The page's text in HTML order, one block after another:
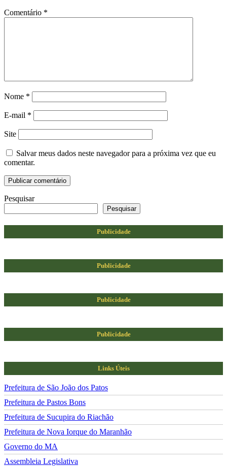
Comentário *
Nome *
E-mail *
Site
Salvar meus dados neste navegador para a próxima vez que eu
comentar.
Pesquisar
Pesquisar
Publicidade
Publicidade
Publicidade
Publicidade
Links Úteis
Prefeitura de São João dos Patos
Prefeitura de Pastos Bons
Prefeitura de Sucupira do Riachão
Prefeitura de Nova Iorque do Maranhão
Governo do MA
Assembleia Legislativa